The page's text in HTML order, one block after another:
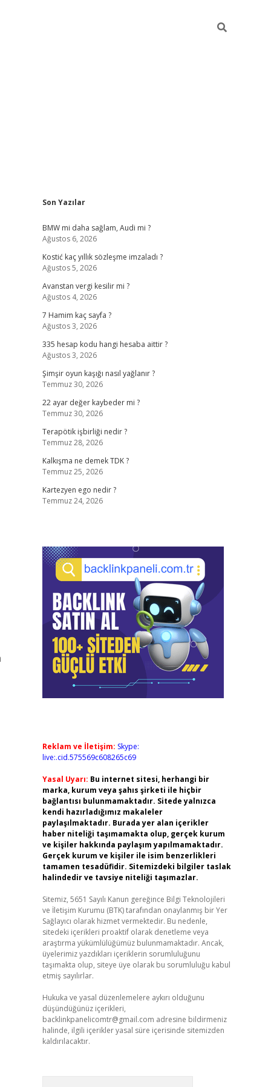
Sidebar
Son Yazılar
BMW mi daha sağlam, Audi mi ?
Ağustos 6, 2026
Kostić kaç yıllık sözleşme imzaladı ?
Ağustos 5, 2026
Avanstan vergi kesilir mi ?
Ağustos 4, 2026
7 Hamim kaç sayfa ?
Ağustos 3, 2026
335 hesap kodu hangi hesaba aittir ?
Ağustos 3, 2026
Şimşir oyun kaşığı nasıl yağlanır ?
Temmuz 30, 2026
22 ayar değer kaybeder mi ?
Temmuz 30, 2026
Terapötik işbirliği nedir ?
Temmuz 28, 2026
Kalkışma ne demek TDK ?
Temmuz 25, 2026
Kartezyen ego nedir ?
Temmuz 24, 2026
Reklam ve İletişim: Skype:
live:.cid.575569c608265c69
Yasal Uyarı: Bu internet sitesi, herhangi bir
marka, kurum veya şahıs şirketi ile hiçbir
bağlantısı bulunmamaktadır. Sitede yalnızca
kendi hazırladığımız makaleler
paylaşılmaktadır. Burada yer alan içerikler
haber niteliği taşımamakta olup, gerçek kurum
ve kişiler hakkında paylaşım yapılmamaktadır.
Gerçek kurum ve kişiler ile isim benzerlikleri
tamamen tesadüfidir. Sitemizdeki bilgiler taslak
halindedir ve tavsiye niteliği taşımazlar.
Sitemiz, 5651 Sayılı Kanun gereğince Bilgi Teknolojileri
ve İletişim Kurumu (BTK) tarafından onaylanmış bir Yer
Sağlayıcı olarak hizmet vermektedir. Bu nedenle,
sitedeki içerikleri proaktif olarak denetleme veya
araştırma yükümlülüğümüz bulunmamaktadır. Ancak,
üyelerimiz yazdıkları içeriklerin sorumluluğunu
taşımakta olup, siteye üye olarak bu sorumluluğu kabul
etmiş sayılırlar.
Hukuka ve yasal düzenlemelere aykırı olduğunu
düşündüğünüz içerikleri,
backlinkpanelicomtr@gmail.com adresine bildirmeniz
halinde, ilgili içerikler yasal süre içerisinde sitemizden
kaldırılacaktır.